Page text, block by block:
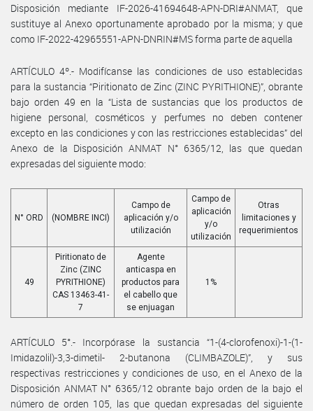
Disposición mediante IF-2026-41694648-APN-DRI#ANMAT, que
sustituye al Anexo oportunamente aprobado por la misma; y que
como IF-2022-42965551-APN-DNRIN#MS forma parte de aquella
ARTÍCULO 4º.- Modifícanse las condiciones de uso establecidas
para la sustancia “Piritionato de Zinc (ZINC PYRITHIONE)”, obrante
bajo orden 49 en la “Lista de sustancias que los productos de
higiene personal, cosméticos y perfumes no deben contener
excepto en las condiciones y con las restricciones establecidas” del
Anexo de la Disposición ANMAT N° 6365/12, las que quedan
expresadas del siguiente modo:
N° ORD (NOMBRE INCI)
Campo de
aplicación y/o
utilización
Campo de
aplicación
y/o
utilización
Otras
limitaciones y
requerimientos
49
Piritionato de
Zinc (ZINC
PYRITHIONE)
CAS 13463-41-
7
Agente
anticaspa en
productos para
el cabello que
se enjuagan
1%
ARTÍCULO 5°.- Incorpórase la sustancia “1-(4-clorofenoxi)-1-(1-
Imidazolil)-3,3-dimetil- 2-butanona (CLIMBAZOLE)”, y sus
respectivas restricciones y condiciones de uso, en el Anexo de la
Disposición ANMAT N° 6365/12 obrante bajo orden de la bajo el
número de orden 105, las que quedan expresadas del siguiente